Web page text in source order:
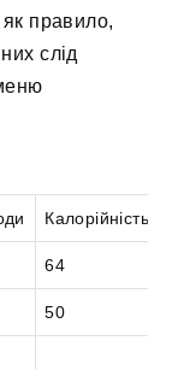
правило,
слід
Калорійність
64
50